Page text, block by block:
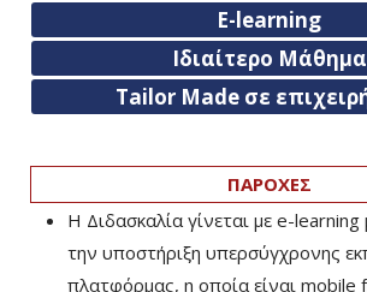
E-learning
Ιδιαίτερο Μάθημα
Tailor Made σε
ΠΑΡΟΧΕΣ
Η Διδασκαλία γίνεται με e-learning
την υποστήριξη υπερσύγχρονης
πλατφόρμας, η οποία είναι mobile